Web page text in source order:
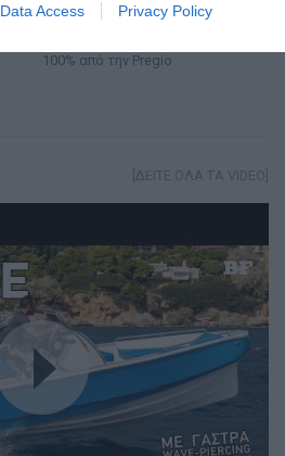
Data Access Privacy Policy
ΠΕΤΟΝΙΕΣ ΝΗΜΑΤΑ
100% από την Pregio
[ΔΕΙΤΕ ΟΛΑ ΤΑ VIDEO]